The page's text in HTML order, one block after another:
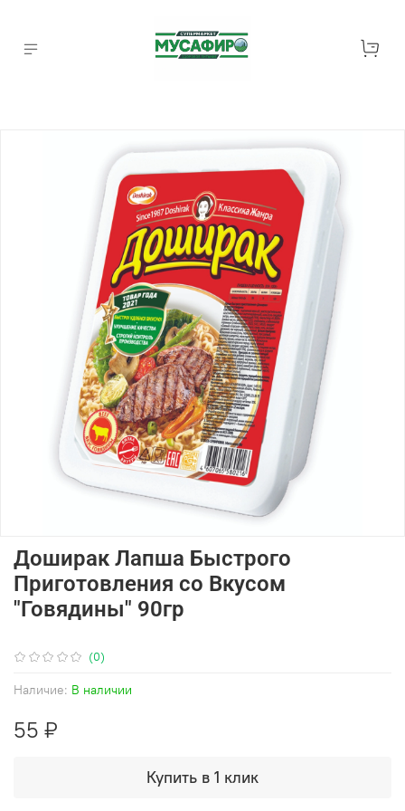
(0)
Наличие: В наличии
Доширак Лапша Быстрого
Приготовления со Вкусом
"Говядины" 90гр
55 ₽
Купить в 1 клик